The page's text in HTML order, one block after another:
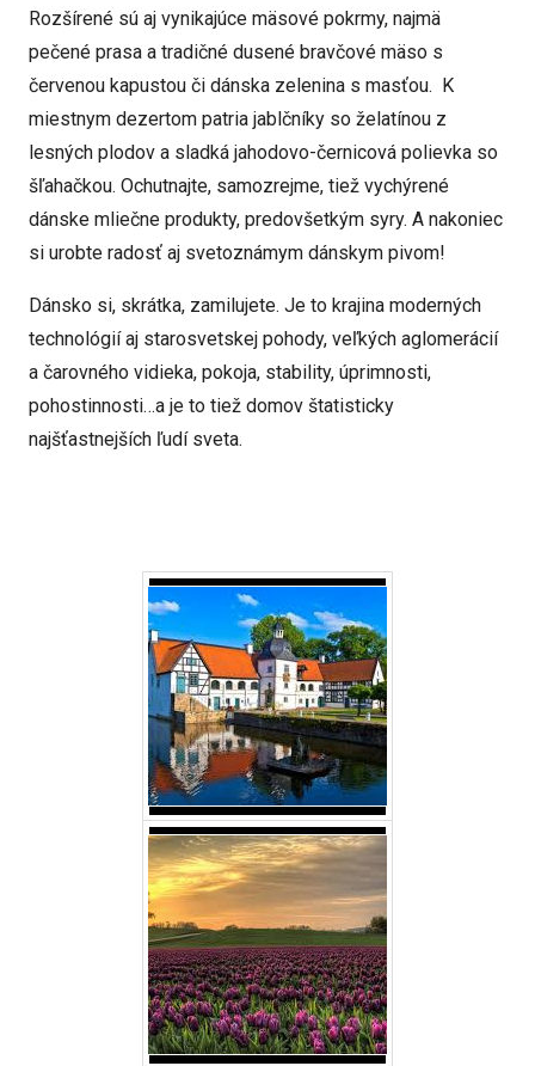
Rozšírené sú aj vynikajúce mäsové pokrmy, najmä
pečené prasa a tradičné dusené bravčové mäso s
červenou kapustou či dánska zelenina s masťou. K
miestnym dezertom patria jablčníky so želatínou z
lesných plodov a sladká jahodovo-černicová polievka so
šľahačkou. Ochutnajte, samozrejme, tiež vychýrené
dánske mliečne produkty, predovšetkým syry. A nakoniec
si urobte radosť aj svetoznámym dánskym pivom!
Dánsko si, skrátka, zamilujete. Je to krajina moderných
technológií aj starosvetskej pohody, veľkých aglomerácií
a čarovného vidieka, pokoja, stability, úprimnosti,
pohostinnosti…a je to tiež domov štatisticky
najšťastnejších ľudí sveta.